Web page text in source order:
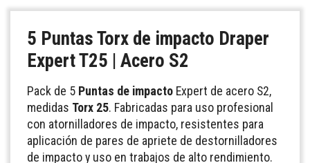
5 Puntas Torx de impacto Draper
Expert T25 | Acero S2
Pack de 5 Puntas de impacto Expert de acero S2,
medidas Torx 25. Fabricadas para uso profesional
con atornilladores de impacto, resistentes para
aplicación de pares de apriete de destornilladores
de impacto y uso en trabajos de alto rendimiento.